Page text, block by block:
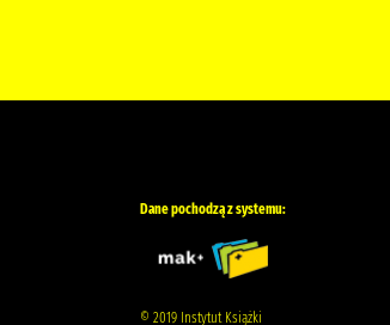
Dane pochodzą z systemu:
© 2019 Instytut Książki